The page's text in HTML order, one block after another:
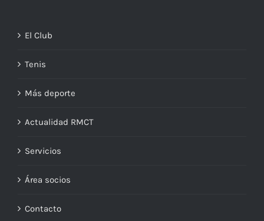
El Club
Tenis
Más deporte
Actualidad RMCT
Servicios
Área socios
Contacto